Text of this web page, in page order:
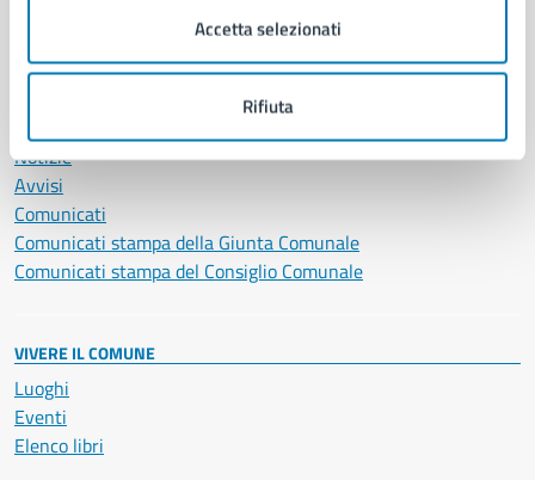
Accetta selezionati
Rifiuta
Notizie
Avvisi
Comunicati
Comunicati stampa della Giunta Comunale
Comunicati stampa del Consiglio Comunale
VIVERE IL COMUNE
Luoghi
Eventi
Elenco libri